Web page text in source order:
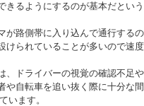
きるようにするのが基本だとい
が路側帯に入り込んで通行する
けられていることが多いので速
、ドライバーの視覚の確認不足
や自転車を追い抜く際に十分な
います。